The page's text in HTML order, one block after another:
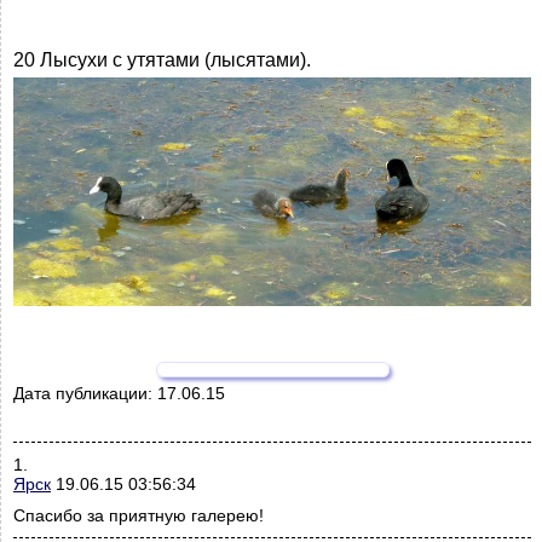
20 Лысухи с утятами (лысятами).
Дата публикации: 17.06.15
1.
Ярск 19.06.15 03:56:34
Спасибо за приятную галерею!